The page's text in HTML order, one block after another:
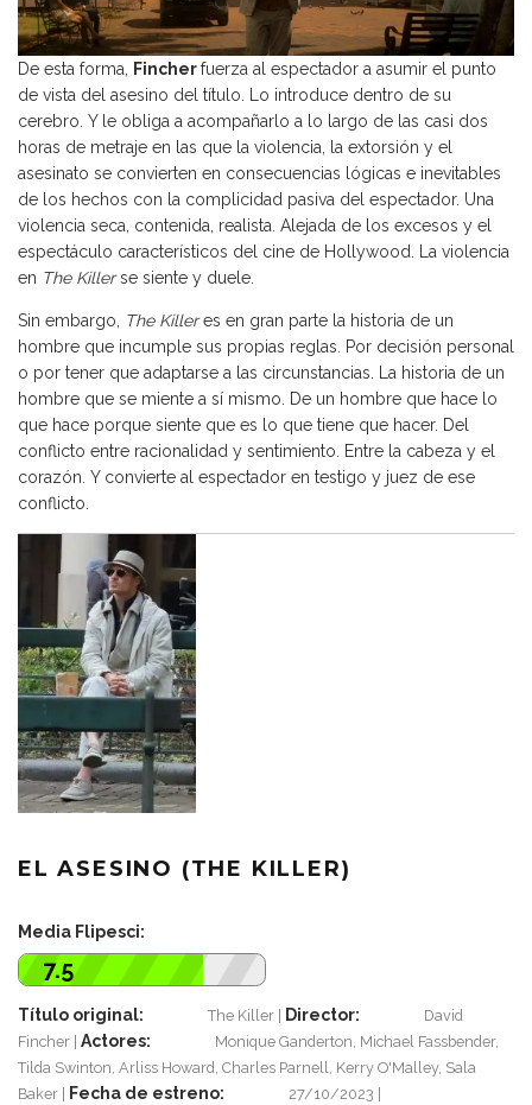
De esta forma, Fincherfuerza al espectador a asumir el punto
de vista del asesino del título. Lo introduce dentro de su
cerebro. Y le obliga a acompañarlo a lo largo de las casi dos
horas de metraje en las que la violencia, la extorsión y el
asesinato se convierten en consecuencias lógicas e inevitables
de los hechos con la complicidad pasiva del espectador. Una
violencia seca, contenida, realista. Alejada de los excesos y el
espectáculo característicos del cine de Hollywood. La violencia
en The Killerse siente y duele.
Sin embargo, The Killeres en gran parte la historia de un
hombre que incumple sus propias reglas. Por decisión personal
o por tener que adaptarse a las circunstancias. La historia de un
hombre que se miente a sí mismo. De un hombre que hace lo
que hace porque siente que es lo que tiene que hacer. Del
conflicto entre racionalidad y sentimiento. Entre la cabeza y el
corazón. Y convierte al espectador en testigo y juez de ese
conflicto.
EL ASESINO (THE KILLER)
Media Flipesci:
7.5
Título original: The Killer Director:
David
Fincher Actores:
Monique Ganderton, Michael Fassbender,
Tilda Swinton, Arliss Howard, Charles Parnell, Kerry O'Malley, Sala
Baker
Fecha de estreno: 27/10/2023